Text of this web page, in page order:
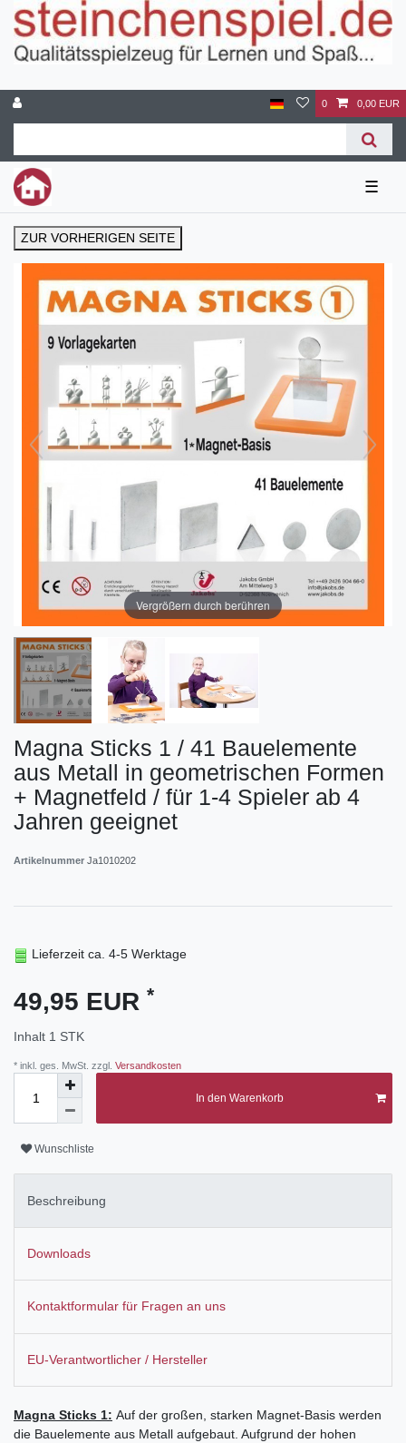
0 0,00 EUR
☰
ZUR VORHERIGEN SEITE
Vergrößern durch berühren
Magna Sticks 1 / 41 Bauelemente
aus Metall in geometrischen Formen
+ Magnetfeld / für 1-4 Spieler ab 4
Jahren geeignet
Artikelnummer Ja1010202
Lieferzeit ca. 4-5 Werktage
49,95 EUR *
Inhalt 1 STK
* inkl. ges. MwSt. zzgl. Versandkosten
In den Warenkorb
Wunschliste
Beschreibung
Downloads
Kontaktformular für Fragen an uns
EU-Verantwortlicher / Hersteller
Magna Sticks 1: Auf der großen, starken Magnet-Basis werden
die Bauelemente aus Metall aufgebaut. Aufgrund der hohen